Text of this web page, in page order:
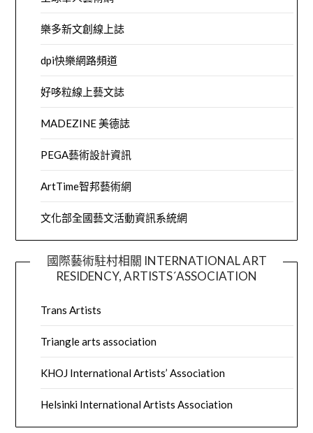
樂多新文創線上誌
dpi快樂網路頻道
好哆粒線上藝文誌
MADEZINE 美德誌
PEGA藝術設計資訊
ArtTime智邦藝術網
文化部全國藝文活動資訊系統網
國際藝術駐村相關 INTERNATIONAL ART
RESIDENCY, ARTISTS´ASSOCIATION
Trans Artists
Triangle arts association
KHOJ International Artists’ Association
Helsinki International Artists Association